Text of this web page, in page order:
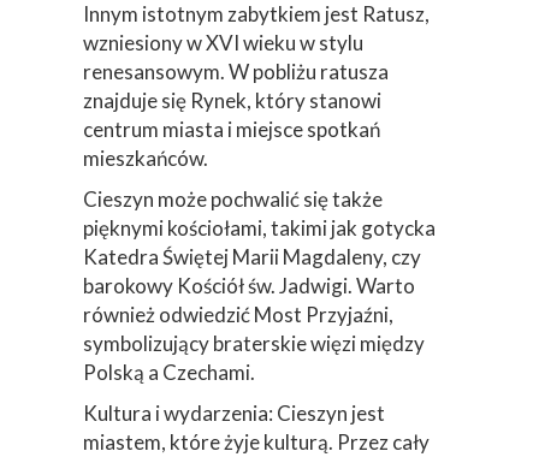
Innym istotnym zabytkiem jest Ratusz,
wzniesiony w XVI wieku w stylu
renesansowym. W pobliżu ratusza
znajduje się Rynek, który stanowi
centrum miasta i miejsce spotkań
mieszkańców.
Cieszyn może pochwalić się także
pięknymi kościołami, takimi jak gotycka
Katedra Świętej Marii Magdaleny, czy
barokowy Kościół św. Jadwigi. Warto
również odwiedzić Most Przyjaźni,
symbolizujący braterskie więzi między
Polską a Czechami.
Kultura i wydarzenia: Cieszyn jest
miastem, które żyje kulturą. Przez cały